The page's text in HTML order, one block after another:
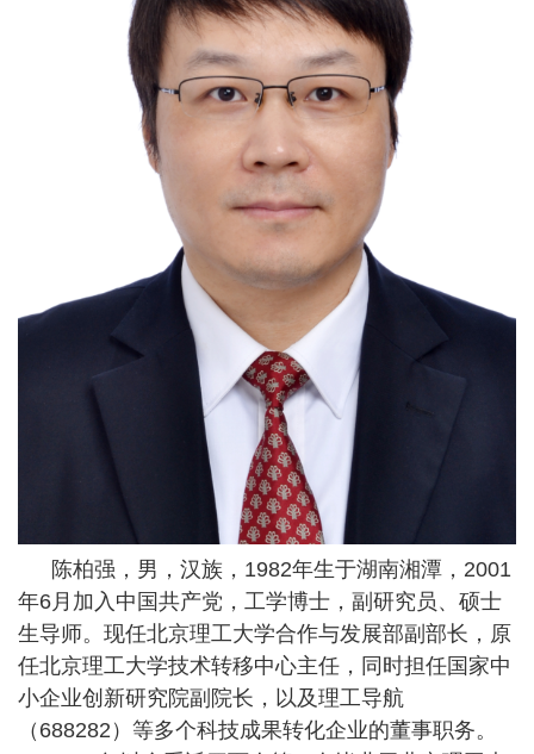
陈柏强，男，汉族，1982年生于湖南湘潭，2001
年6月加入中国共产党，工学博士，副研究员、硕士
生导师。现任北京理工大学合作与发展部副部长，原
任北京理工大学技术转移中心主任，同时担任国家中
小企业创新研究院副院长，以及理工导航
（688282）等多个科技成果转化企业的董事职务。